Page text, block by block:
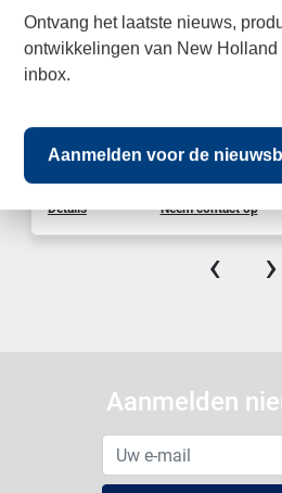
zie lijst: 4323 velgen 12 x 24 2
velgen 333 mm steek 18 mm
298 mm...
Vraag ons om de prijs
Details Neem contact op
‹ ›
Aanmelden
Ontvang het laatste nieuws,
ontwikkelingen van New Holland
inbox.
Aanmelden voor de